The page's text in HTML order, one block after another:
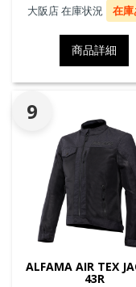
大阪店 在庫状況
在庫
商品詳細
9
ALFAMA AIR TEX
43R